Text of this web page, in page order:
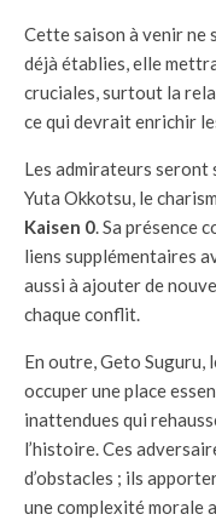
Cette saison à venir ne
déjà établies, elle
cruciales, surtout la
ce qui devrait enrichir
Les admirateurs seront
Yuta Okkotsu, le
Kaisen 0. Sa présence
liens supplémentaires
aussi à ajouter de
chaque conflit.
En outre, Geto
occuper une place
inattendues qui
l’histoire. Ces
d’obstacles ; ils
une complexité morale